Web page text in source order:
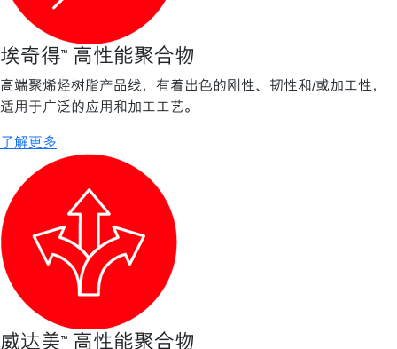
埃奇得™ 高性能聚合物
高端聚烯烃树脂产品线，有着出色的刚性、韧性和/或加工性，
适用于广泛的应用和加工工艺。
了解更多
威达美™ 高性能聚合物